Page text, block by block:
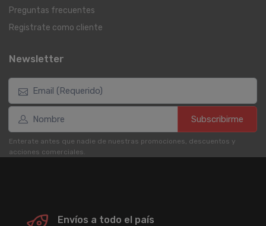
Preguntas frecuentes
Registrate como cliente
Newsletter
Subscribirme
Enterate antes que nadie de nuestras promociones, descuentos y
acciones comerciales.
Envíos a todo el país